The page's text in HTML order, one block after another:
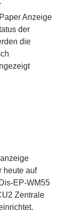
Anzeige
der
die
heute auf
EP-WM55
Zentrale